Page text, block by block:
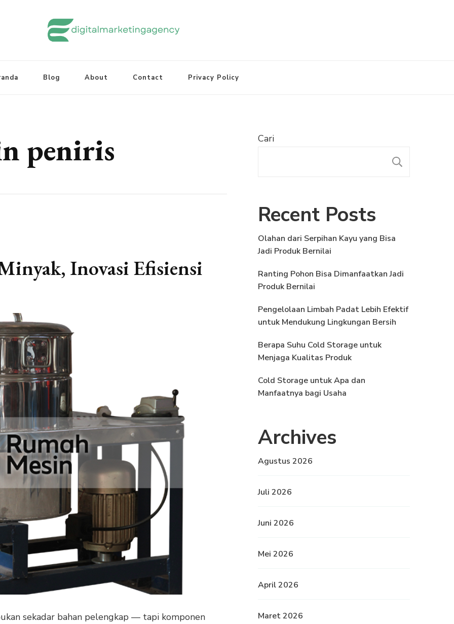
Blog About Contact Privacy Policy
peniris
Inovasi Efisiensi
sekadar bahan pelengkap — tapi komponen
Cari
Recent Posts
Olahan dari Serpihan Kayu yang Bisa
Jadi Produk Bernilai
Ranting Pohon Bisa Dimanfaatkan Jadi
Produk Bernilai
Pengelolaan Limbah Padat Lebih Efektif
untuk Mendukung Lingkungan Bersih
Berapa Suhu Cold Storage untuk
Menjaga Kualitas Produk
Cold Storage untuk Apa dan
Manfaatnya bagi Usaha
Archives
Agustus 2026
Juli 2026
Juni 2026
Mei 2026
April 2026
Maret 2026